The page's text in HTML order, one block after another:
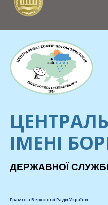
ІМЕНІ
ДЕРЖАВНОЇ
Грамота Верховної Ради України